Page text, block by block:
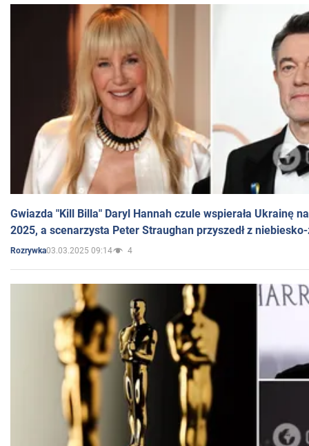
Gwiazda "Kill Billa" Daryl Hannah czule wspierała Ukrainę
2025, a scenarzysta Peter Straughan przyszedł z
Rozrywka03.03.2025 09:14 4